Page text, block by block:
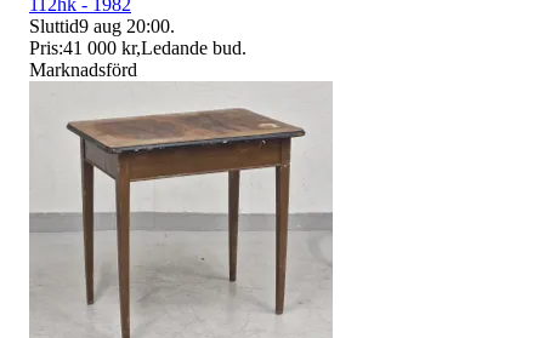
112hk - 1982
Sluttid9 aug 20:00.
Pris:41 000 kr,Ledande bud.
Marknadsförd